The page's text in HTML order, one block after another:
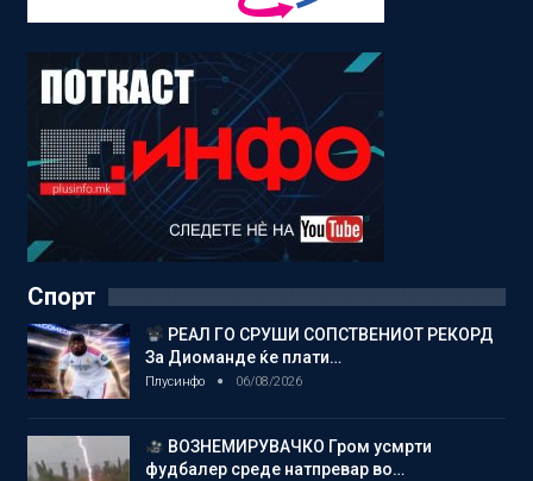
Спорт
РЕАЛ ГО СРУШИ СОПСТВЕНИОТ РЕКОРД
За Диоманде ќе плати…
Плусинфо 06/08/2026
ВОЗНЕМИРУВАЧКО Гром усмрти
фудбалер среде натпревар во…